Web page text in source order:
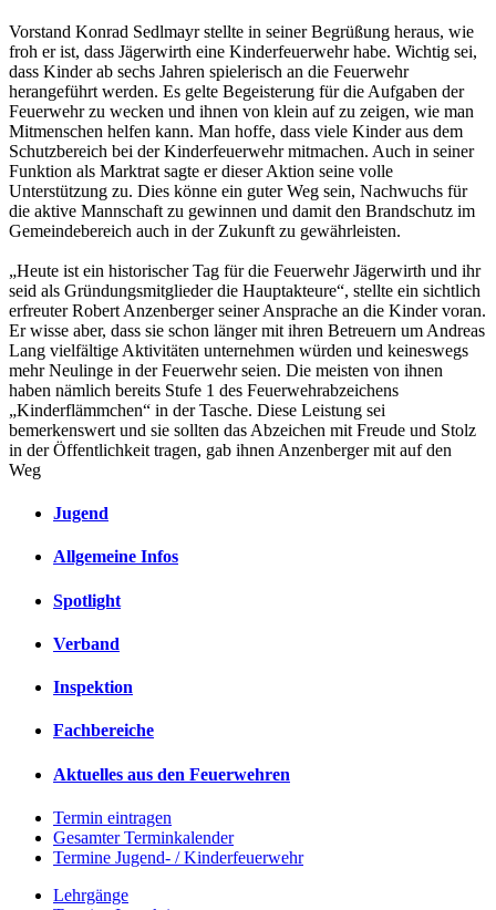
Vorstand Konrad Sedlmayr stellte in seiner Begrüßung heraus, wie
froh er ist, dass Jägerwirth eine Kinderfeuerwehr habe. Wichtig sei,
dass Kinder ab sechs Jahren spielerisch an die Feuerwehr
herangeführt werden. Es gelte Begeisterung für die Aufgaben der
Feuerwehr zu wecken und ihnen von klein auf zu zeigen, wie man
Mitmenschen helfen kann. Man hoffe, dass viele Kinder aus dem
Schutzbereich bei der Kinderfeuerwehr mitmachen. Auch in seiner
Funktion als Marktrat sagte er dieser Aktion seine volle
Unterstützung zu. Dies könne ein guter Weg sein, Nachwuchs für
die aktive Mannschaft zu gewinnen und damit den Brandschutz im
Gemeindebereich auch in der Zukunft zu gewährleisten.
„Heute ist ein historischer Tag für die Feuerwehr Jägerwirth und ihr
seid als Gründungsmitglieder die Hauptakteure“, stellte ein sichtlich
erfreuter Robert Anzenberger seiner Ansprache an die Kinder voran.
Er wisse aber, dass sie schon länger mit ihren Betreuern um Andreas
Lang vielfältige Aktivitäten unternehmen würden und keineswegs
mehr Neulinge in der Feuerwehr seien. Die meisten von ihnen
haben nämlich bereits Stufe 1 des Feuerwehrabzeichens
„Kinderflämmchen“ in der Tasche. Diese Leistung sei
bemerkenswert und sie sollten das Abzeichen mit Freude und Stolz
in der Öffentlichkeit tragen, gab ihnen Anzenberger mit auf den
Weg
Jugend
Allgemeine Infos
Spotlight
Verband
Inspektion
Fachbereiche
Aktuelles aus den Feuerwehren
Termin eintragen
Gesamter Terminkalender
Termine Jugend- / Kinderfeuerwehr
Lehrgänge